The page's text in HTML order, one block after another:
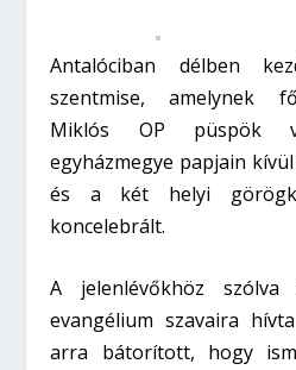
Antalóciban délben
szentmise, amelynek
Miklós OP püspök
egyházmegye papjain
és a két helyi
koncelebrált.
A jelenlévőkhöz
evangélium szavaira
arra bátorított, hogy